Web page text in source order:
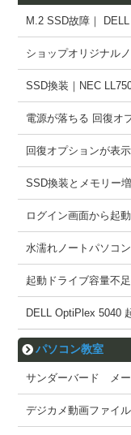
M.2 SSD故障｜
ショップオリジナル
SSD換装｜NEC
電源が落ちる 回復オ
回復オプションが表
SSD換装とメモリー
ログイン画面から起
水濡れノートパソコ
起動ドライブ容量不
DELL OptiPlex 5040
パソコン教室
サンダーバード メ
デジカメ動画ファイ